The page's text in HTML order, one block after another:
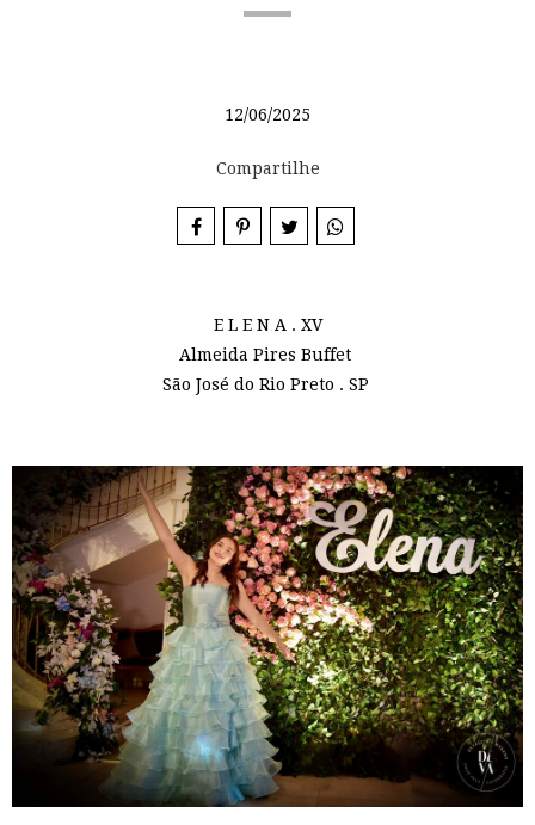
12/06/2025
Compartilhe
E L E N A . XV
Almeida Pires Buffet
São José do Rio Preto . SP